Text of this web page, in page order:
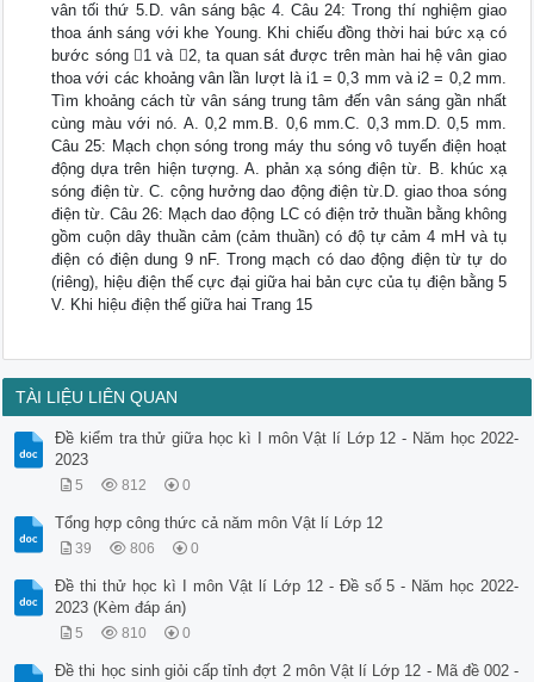
vân tối thứ 5.D. vân sáng bậc 4. Câu 24: Trong thí nghiệm giao
thoa ánh sáng với khe Young. Khi chiếu đồng thời hai bức xạ có
bước sóng 1 và 2, ta quan sát được trên màn hai hệ vân giao
thoa với các khoảng vân lần lượt là i1 = 0,3 mm và i2 = 0,2 mm.
Tìm khoảng cách từ vân sáng trung tâm đến vân sáng gần nhất
cùng màu với nó. A. 0,2 mm.B. 0,6 mm.C. 0,3 mm.D. 0,5 mm.
Câu 25: Mạch chọn sóng trong máy thu sóng vô tuyến điện hoạt
động dựa trên hiện tượng. A. phản xạ sóng điện từ. B. khúc xạ
sóng điện từ. C. cộng hưởng dao động điện từ.D. giao thoa sóng
điện từ. Câu 26: Mạch dao động LC có điện trở thuần bằng không
gồm cuộn dây thuần cảm (cảm thuần) có độ tự cảm 4 mH và tụ
điện có điện dung 9 nF. Trong mạch có dao động điện từ tự do
(riêng), hiệu điện thế cực đại giữa hai bản cực của tụ điện bằng 5
V. Khi hiệu điện thế giữa hai Trang 15
TÀI LIỆU LIÊN QUAN
Đề kiểm tra thử giữa học kì I môn Vật lí Lớp 12 - Năm học 2022-
2023
5 812 0
Tổng hợp công thức cả năm môn Vật lí Lớp 12
39 806 0
Đề thi thử học kì I môn Vật lí Lớp 12 - Đề số 5 - Năm học 2022-
2023 (Kèm đáp án)
5 810 0
Đề thi học sinh giỏi cấp tỉnh đợt 2 môn Vật lí Lớp 12 - Mã đề 002 -